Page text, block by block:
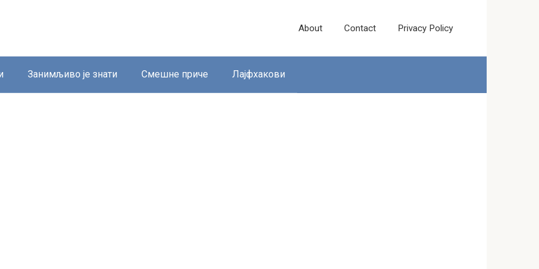
About Contact Privacy Policy
Занимљиво је знати Смешне приче Лајфхакови